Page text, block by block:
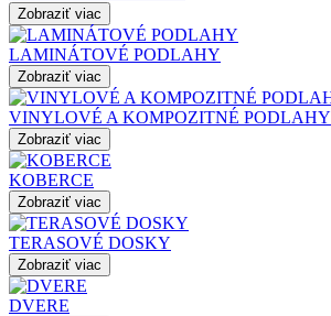
Zobraziť viac
LAMINÁTOVÉ PODLAHY
Zobraziť viac
VINYLOVÉ A KOMPOZITNÉ PODLAHY
Zobraziť viac
KOBERCE
Zobraziť viac
TERASOVÉ DOSKY
Zobraziť viac
DVERE